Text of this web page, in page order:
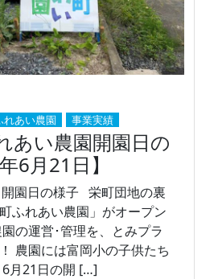
れあい農園 事業実績
あい農園開園日の
6月21日】
園日の様子 栄町団地の裏
ふれあい農園」がオープン
の運営･管理を、とみプラ
農園には富岡小の子供たち
月21日の開 […]